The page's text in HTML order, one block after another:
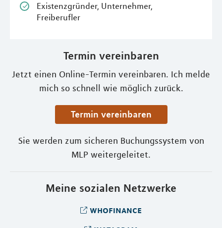
Existenzgründer, Unternehmer,
Freiberufler
Termin vereinbaren
Jetzt einen Online-Termin vereinbaren. Ich melde
mich so schnell wie möglich zurück.
Termin vereinbaren
Sie werden zum sicheren Buchungssystem von
MLP weitergeleitet.
Meine sozialen Netzwerke
whofinance